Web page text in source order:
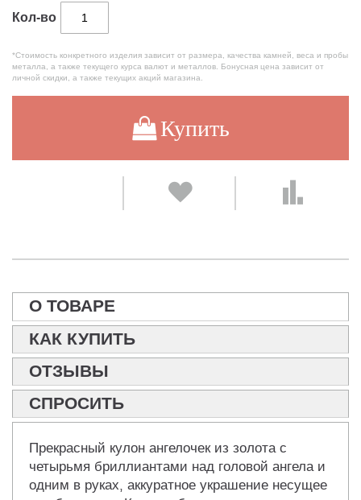
Кол-во
*Стоимость конкретного изделия зависит от размера, качества камней, веса и пробы
металла, а также текущего курса валют и металлов. Бонусная цена зависит от
личной скидки, а также текущих акций магазина.
Купить
О ТОВАРЕ
КАК КУПИТЬ
ОТЗЫВЫ
СПРОСИТЬ
Прекрасный кулон ангелочек из золота с
четырьмя бриллиантами над головой ангела и
одним в руках, аккуратное украшение несущее